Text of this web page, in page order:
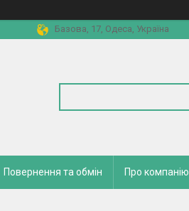
Базова, 17, Одеса, Україна
Повернення та обмін Про компанію